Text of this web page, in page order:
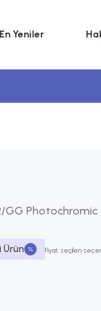
En Yeniler
GG
Ürün Fiyat, seçilen